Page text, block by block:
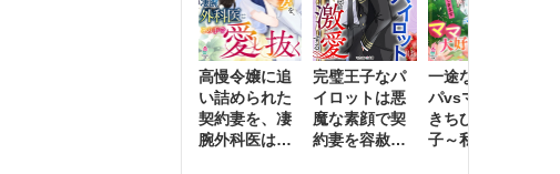
高慢令嬢に追
い詰められた
契約妻を、凄
腕外科医はこ
完璧王子なパ
イロットは悪
魔な素顔で契
約妻を容赦な
一途な社長パ
パvsママ大好
きちびっこ息
子～私を捨て